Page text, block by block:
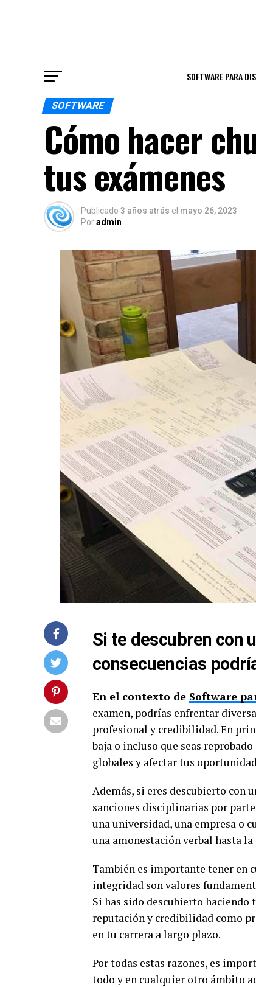
SOFTWARE PARA
SOFTWARE
Cómo hacer
tus exámenes
Publicado 3 años atrás el mayo 26, 2023
Poradmin
Si te descubren con
consecuencias
En el contexto de Software
examen, podrías enfrentar
profesional y credibilidad. En
baja o incluso que seas
globales y afectar tus
Además, si eres descubierto con
sanciones disciplinarias por
una universidad, una empresa o
una amonestación verbal hasta
También es importante tener en
integridad son valores
Si has sido descubierto
reputación y credibilidad como
en tu carrera a largo plazo.
Por todas estas razones, es
todo y en cualquier otro ámbito